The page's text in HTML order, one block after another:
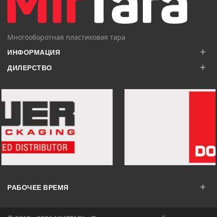
Многооборотная пластиковая тара
ИНФОРМАЦИЯ +
ДИЛЕРСТВО +
РАБОЧЕЕ ВРЕМЯ +